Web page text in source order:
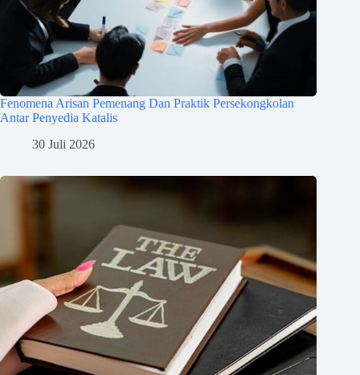
Fenomena Arisan Pemenang Dan Praktik Persekongkolan
Antar Penyedia Katalis
30 Juli 2026